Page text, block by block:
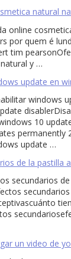
natural
online
por quem é
tim
y …
update en
windows
10
permanently
update …
de la pastilla
secundarios
un video de